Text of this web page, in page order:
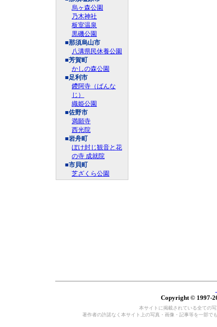
烏ヶ森公園
乃木神社
板室温泉
黒磯公園
■那須烏山市
八溝県民休養公園
■芳賀町
かしの森公園
■足利市
鑁阿寺（ばんな
じ）
織姫公園
■佐野市
満願寺
西光院
■岩舟町
ぼけ封じ観音と花
の寺 成就院
■市貝町
芝ざくら公園
Copyright © 1997-
本サイトに掲載されている全ての
著作者の許諾なく本サイト上の写真・画像・記事等を一部で